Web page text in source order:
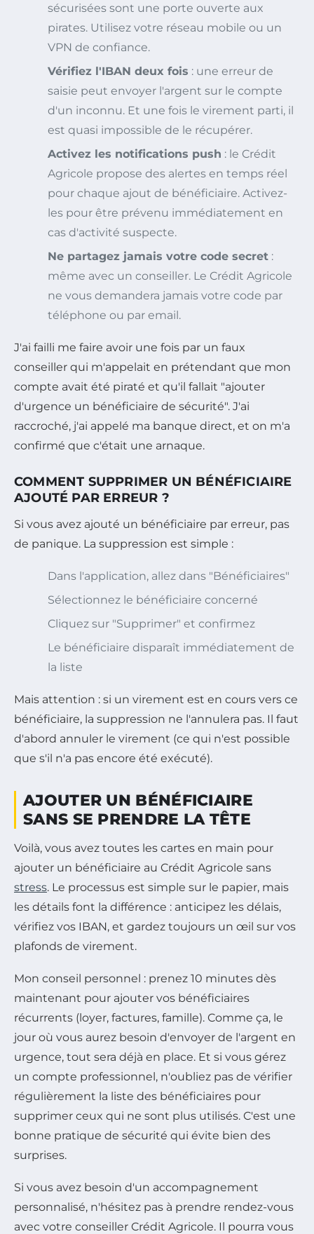
sécurisées sont une porte ouverte aux
pirates. Utilisez votre réseau mobile ou un
VPN de confiance.
Vérifiez l'IBAN deux fois : une erreur de
saisie peut envoyer l'argent sur le compte
d'un inconnu. Et une fois le virement parti, il
est quasi impossible de le récupérer.
Activez les notifications push : le Crédit
Agricole propose des alertes en temps réel
pour chaque ajout de bénéficiaire. Activez-
les pour être prévenu immédiatement en
cas d'activité suspecte.
Ne partagez jamais votre code secret :
même avec un conseiller. Le Crédit Agricole
ne vous demandera jamais votre code par
téléphone ou par email.
J'ai failli me faire avoir une fois par un faux
conseiller qui m'appelait en prétendant que mon
compte avait été piraté et qu'il fallait "ajouter
d'urgence un bénéficiaire de sécurité". J'ai
raccroché, j'ai appelé ma banque direct, et on m'a
confirmé que c'était une arnaque.
COMMENT SUPPRIMER UN BÉNÉFICIAIRE
AJOUTÉ PAR ERREUR ?
Si vous avez ajouté un bénéficiaire par erreur, pas
de panique. La suppression est simple :
Dans l'application, allez dans "Bénéficiaires"
Sélectionnez le bénéficiaire concerné
Cliquez sur "Supprimer" et confirmez
Le bénéficiaire disparaît immédiatement de
la liste
Mais attention : si un virement est en cours vers ce
bénéficiaire, la suppression ne l'annulera pas. Il faut
d'abord annuler le virement (ce qui n'est possible
que s'il n'a pas encore été exécuté).
AJOUTER UN BÉNÉFICIAIRE
SANS SE PRENDRE LA TÊTE
Voilà, vous avez toutes les cartes en main pour
ajouter un bénéficiaire au Crédit Agricole sans
stress. Le processus est simple sur le papier, mais
les détails font la différence : anticipez les délais,
vérifiez vos IBAN, et gardez toujours un œil sur vos
plafonds de virement.
Mon conseil personnel : prenez 10 minutes dès
maintenant pour ajouter vos bénéficiaires
récurrents (loyer, factures, famille). Comme ça, le
jour où vous aurez besoin d'envoyer de l'argent en
urgence, tout sera déjà en place. Et si vous gérez
un compte professionnel, n'oubliez pas de vérifier
régulièrement la liste des bénéficiaires pour
supprimer ceux qui ne sont plus utilisés. C'est une
bonne pratique de sécurité qui évite bien des
surprises.
Si vous avez besoin d'un accompagnement
personnalisé, n'hésitez pas à prendre rendez-vous
avec votre conseiller Crédit Agricole. Il pourra vous